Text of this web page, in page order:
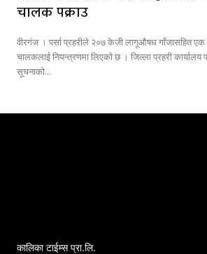
चालक पक्राउ
वीरगंज । पर्सा प्रहरीले २०७ केजी लागूऔषध गाँजासहित एक
चालकलाई नियन्त्रणमा लिएको छ । जिल्ला प्रहरी कार्यालय पर्साका अनुसार विशेष
सूचनाको...
कालिका टाईम्स प्रा.लि.